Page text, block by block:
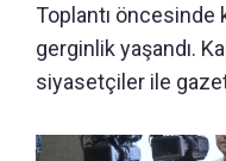
Toplantı
gerginlik yaşandı.
siyasetçiler ile